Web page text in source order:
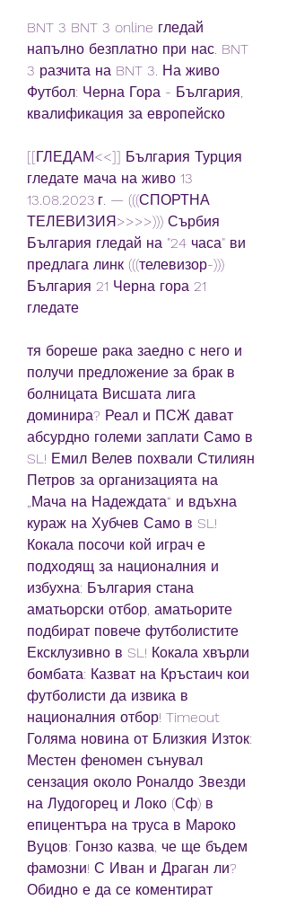
BNT 3 BNT 3 online гледай
напълно безплатно при нас. BNT
3 разчита на BNT 3. На живо
Футбол: Черна Гора - България,
квалификация за европейско
[[ГЛЕДАМ<<]] България Турция
гледате мача на живо 13
13.08.2023 г. — (((СПОРТНА
ТЕЛЕВИЗИЯ>>>>))) Сърбия
България гледай на "24 часа" ви
предлага линк (((телевизор-)))
България 21 Черна гора 21
гледате
тя бореше рака заедно с него и
получи предложение за брак в
болницата Висшата лига
доминира? Реал и ПСЖ дават
абсурдно големи заплати Само в
SL! Емил Велев похвали Стилиян
Петров за организацията на
„Мача на Надеждата“ и вдъхна
кураж на Хубчев Само в SL!
Кокала посочи кой играч е
подходящ за националния и
избухна: България стана
аматьорски отбор, аматьорите
подбират повече футболистите
Ексклузивно в SL! Кокала хвърли
бомбата: Казват на Кръстаич кои
футболисти да извика в
националния отбор! Timeout
Голяма новина от Близкия Изток:
Местен феномен сънувал
сензация около Роналдо Звезди
на Лудогорец и Локо (Сф) в
епицентъра на труса в Мароко
Вуцов: Гонзо казва, че ще бъдем
фамозни! С Иван и Драган ли?
Обидно е да се коментират